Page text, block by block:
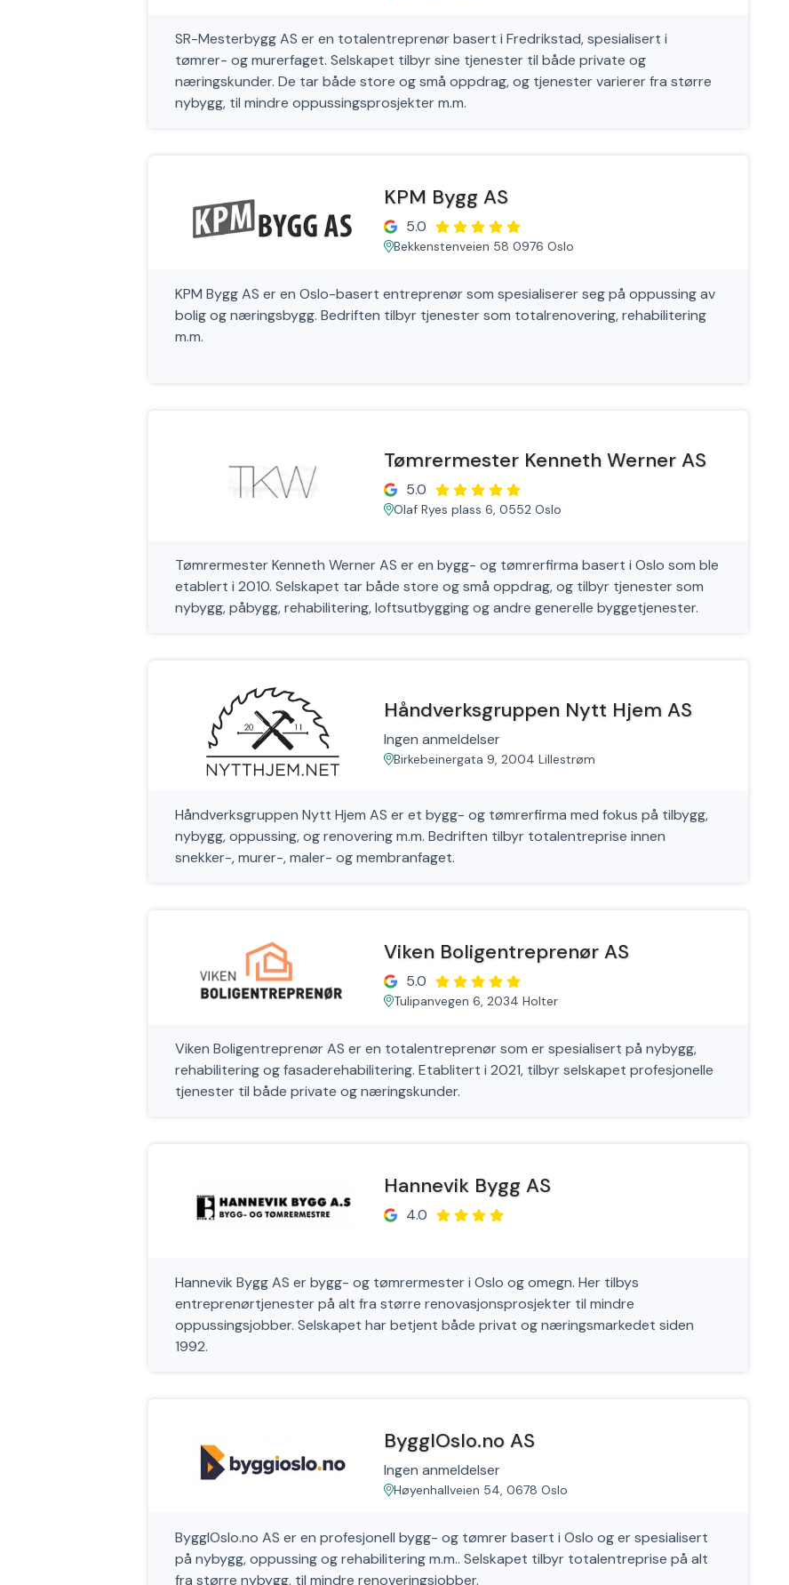
SR-Mesterbygg AS er en totalentreprenør basert i Fredrikstad, spesialisert i
tømrer- og murerfaget. Selskapet tilbyr sine tjenester til både private og
næringskunder. De tar både store og små oppdrag, og tjenester varierer fra større
nybygg, til mindre oppussingsprosjekter m.m.
KPM Bygg AS
5.0
Bekkenstenveien 58 0976 Oslo
KPM Bygg AS er en Oslo-basert entreprenør som spesialiserer seg på oppussing av
bolig og næringsbygg. Bedriften tilbyr tjenester som totalrenovering, rehabilitering
m.m.
Tømrermester Kenneth Werner AS
5.0
Olaf Ryes plass 6, 0552 Oslo
Tømrermester Kenneth Werner AS er en bygg- og tømrerfirma basert i Oslo som ble
etablert i 2010. Selskapet tar både store og små oppdrag, og tilbyr tjenester som
nybygg, påbygg, rehabilitering, loftsutbygging og andre generelle byggetjenester.
Håndverksgruppen Nytt Hjem AS
Ingen anmeldelser
Birkebeinergata 9, 2004 Lillestrøm
Håndverksgruppen Nytt Hjem AS er et bygg- og tømrerfirma med fokus på tilbygg,
nybygg, oppussing, og renovering m.m. Bedriften tilbyr totalentreprise innen
snekker-, murer-, maler- og membranfaget.
Viken Boligentreprenør AS
5.0
Tulipanvegen 6, 2034 Holter
Viken Boligentreprenør AS er en totalentreprenør som er spesialisert på nybygg,
rehabilitering og fasaderehabilitering. Etablitert i 2021, tilbyr selskapet profesjonelle
tjenester til både private og næringskunder.
Hannevik Bygg AS
4.0
Hannevik Bygg AS er bygg- og tømrermester i Oslo og omegn. Her tilbys
entreprenørtjenester på alt fra større renovasjonsprosjekter til mindre
oppussingsjobber. Selskapet har betjent både privat og næringsmarkedet siden
1992.
ByggIOslo.no AS
Ingen anmeldelser
Høyenhallveien 54, 0678 Oslo
ByggIOslo.no AS er en profesjonell bygg- og tømrer basert i Oslo og er spesialisert
på nybygg, oppussing og rehabilitering m.m.. Selskapet tilbyr totalentreprise på alt
fra større nybygg, til mindre renoveringsjobber.